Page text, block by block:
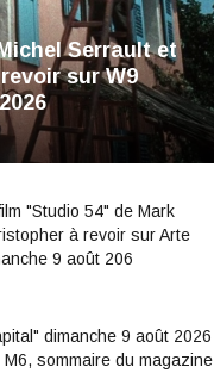
Serrault et
sur W9
"Studio 54" de Mark
à revoir sur Arte
9 août 206
dimanche 9 août 2026
M6, sommaire du magazine